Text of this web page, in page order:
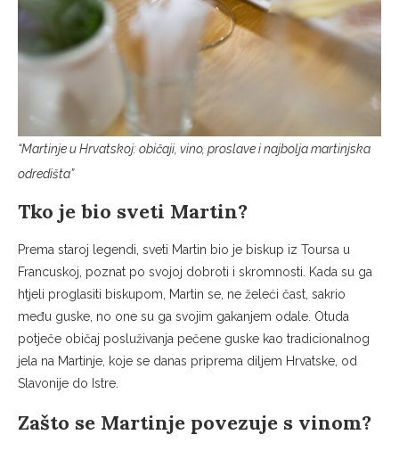
“Martinje u Hrvatskoj: običaji, vino, proslave i najbolja martinjska
odredišta”
Tko je bio sveti Martin?
Prema staroj legendi, sveti Martin bio je biskup iz Toursa u
Francuskoj, poznat po svojoj dobroti i skromnosti. Kada su ga
htjeli proglasiti biskupom, Martin se, ne želeći čast, sakrio
među guske, no one su ga svojim gakanjem odale. Otuda
potječe običaj posluživanja pečene guske kao tradicionalnog
jela na Martinje, koje se danas priprema diljem Hrvatske, od
Slavonije do Istre.
Zašto se Martinje povezuje s vinom?